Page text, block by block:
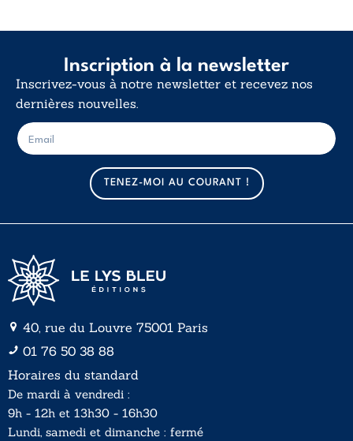
Inscription à la newsletter
Inscrivez-vous à notre newsletter et recevez nos
dernières nouvelles.
m
a
i
l
E
-
m
TENEZ-MOI AU COURANT !
40, rue du Louvre 75001 Paris
01 76 50 38 88
Horaires du standard
De mardi à vendredi :
9h - 12h et 13h30 - 16h30
Lundi, samedi et dimanche : fermé